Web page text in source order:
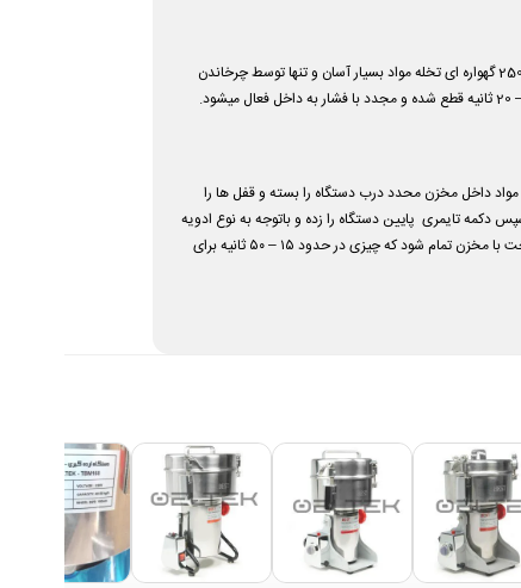
همچنین در اسیاب عطاری 250 گهواره ای تخله مواد بسیار آسان و تنها توسط چرخاندن
.
تاشو بسیار راحت باز و بسته میشود. بعد از پر کردن مواد داخل مخزن محدد درب دستگاه را بسته و قفل ها را
تایمری پایین دستگاه را زده و باتوجه به نوع ادویه
صدای ادویه جات خشک کامل از بین رفته و صدای برخورد مواد سخت با مخزن تمام شود که چیزی در حدود ۱۵ – ۵۰ ثانیه برای